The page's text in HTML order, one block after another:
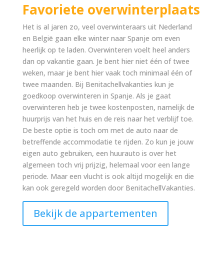
Favoriete overwinterplaats
Het is al jaren zo, veel overwinteraars uit Nederland
en België gaan elke winter naar Spanje om even
heerlijk op te laden. Overwinteren voelt heel anders
dan op vakantie gaan. Je bent hier niet één of twee
weken, maar je bent hier vaak toch minimaal één of
twee maanden. Bij Benitachellvakanties kun je
goedkoop overwinteren in Spanje. Als je gaat
overwinteren heb je twee kostenposten, namelijk de
huurprijs van het huis en de reis naar het verblijf toe.
De beste optie is toch om met de auto naar de
betreffende accommodatie te rijden. Zo kun je jouw
eigen auto gebruiken, een huurauto is over het
algemeen toch vrij prijzig, helemaal voor een lange
periode. Maar een vlucht is ook altijd mogelijk en die
kan ook geregeld worden door BenitachellVakanties.
Bekijk de appartementen